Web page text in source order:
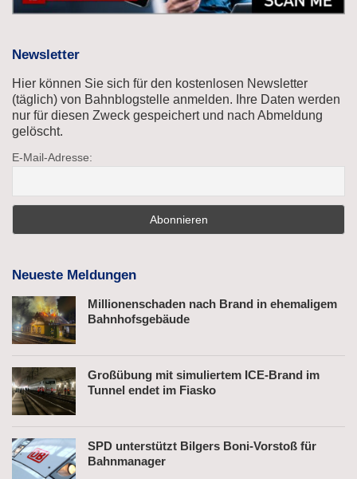
Newsletter
Hier können Sie sich für den kostenlosen Newsletter
(täglich) von Bahnblogstelle anmelden. Ihre Daten werden
nur für diesen Zweck gespeichert und nach Abmeldung
gelöscht.
E-Mail-Adresse:
Neueste Meldungen
Millionenschaden nach Brand in ehemaligem
Bahnhofsgebäude
Großübung mit simuliertem ICE-Brand im
Tunnel endet im Fiasko
SPD unterstützt Bilgers Boni-Vorstoß für
Bahnmanager